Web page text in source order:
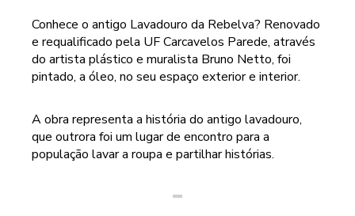
Conhece o antigo Lavadouro da Rebelva? Renovado
e requalificado pela UF Carcavelos Parede, através
do artista plástico e muralista Bruno Netto, foi
pintado, a óleo, no seu espaço exterior e interior.
A obra representa a história do antigo lavadouro,
que outrora foi um lugar de encontro para a
população lavar a roupa e partilhar histórias.